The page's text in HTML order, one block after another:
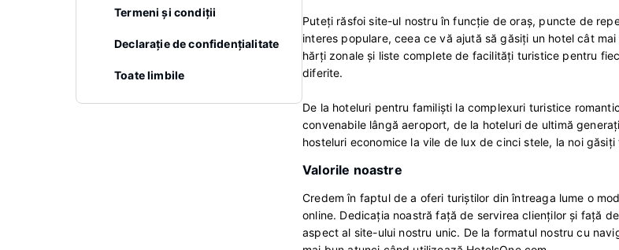
Termeni şi condiţii
Declaraţie de confidenţialitate
Toate limbile
Puteţi răsfoi site-ul nostru în funcţie de oraş, puncte de
interes populare, ceea ce vă ajută să găsiţi un hotel cât
hărţi zonale şi liste complete de facilităţi turistice pentru
diferite.
De la hoteluri pentru familişti la complexuri turistice
convenabile lângă aeroport, de la hoteluri de ultimă
hosteluri economice la vile de lux de cinci stele, la noi
Valorile noastre
Credem în faptul de a oferi turiştilor din întreaga lume o
online. Dedicaţia noastră faţă de servirea clienţilor şi faţă
aspect al site-ului nostru unic. De la formatul nostru cu